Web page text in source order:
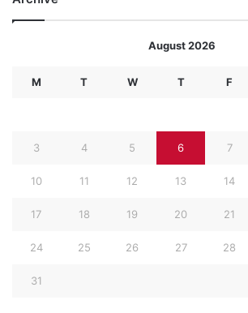
August 2026
M T W T F
3 4 5 6 7
10 11 12 13 14
17 18 19 20 21
24 25 26 27 28
31